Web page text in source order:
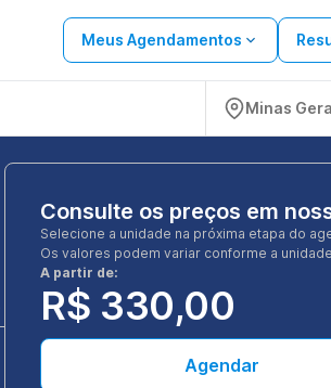
Meus Agendamentos
Minas
Consulte os preços em
Selecione a unidade na próxima etapa do
Os valores podem variar conforme a
A partir de:
R$ 330,00
Agendar